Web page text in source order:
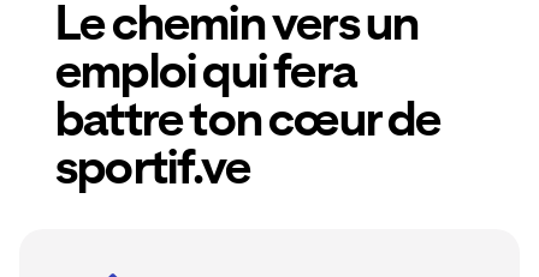
Le chemin vers un
emploi qui fera
battre ton cœur de
sportif.ve